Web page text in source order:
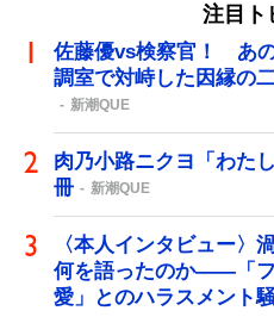
注目ト
佐藤優vs検察官！ あ
調室で対峙した因縁の
新潮QUE
肉乃小路ニクヨ「わた
冊
新潮QUE
〈本人インタビュー〉
何を語ったのか――「
愛」とのハラスメント